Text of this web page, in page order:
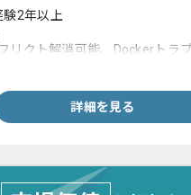
験2年以上
リクト解消可能、Dockerトラ
詳細を見る